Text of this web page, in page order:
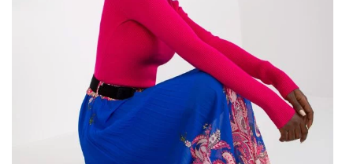
vytvářet krásné, originální oblečení, které vyniknou od
Módní asymetrická suknějest doskonałym
wyborem dla kobiet poszukujących alternatywy dla
klasycznych fasonów, pragnących podkreślić swój
indywidualny styl i wyrazić swoją kreatywność poprzez modę.
Módní asymetrie – hořký trend
Asymetrie je nezávislým prvkem …